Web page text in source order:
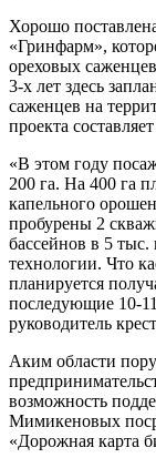
Хорошо
«Гринфарм»,
ореховых
3-х лет здесь
саженцев на
проекта
«В этом году
200 га. На 400 га
капельного
пробурены 2
бассейнов в 5
технологии. Что
планируется
последующие 10-
руководитель
Аким области
возможность
Мимикеновых
«Дорожная карта